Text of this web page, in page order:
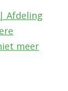
Afdeling
meer